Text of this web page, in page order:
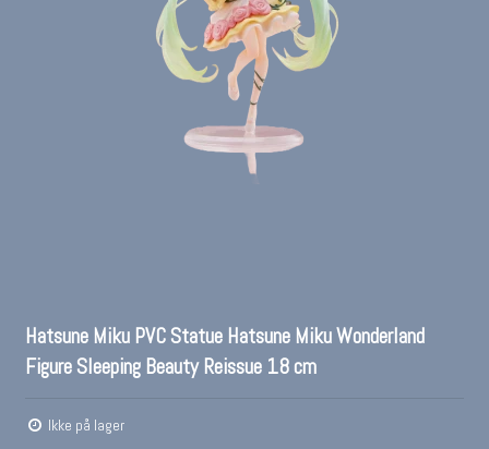
Hatsune Miku PVC Statue Hatsune Miku Wonderland
Figure Sleeping Beauty Reissue 18 cm
Ikke på lager